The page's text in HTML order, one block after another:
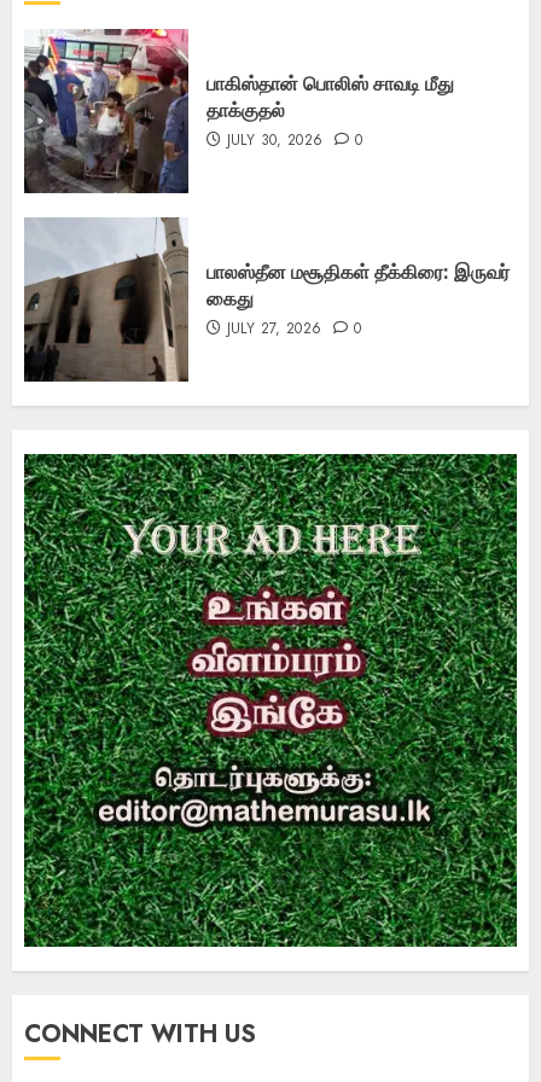
பாகிஸ்தான் பொலிஸ் சாவடி மீது
தாக்குதல்
JULY 30, 2026 0
பாலஸ்தீன மசூதிகள் தீக்கிரை: இருவர்
கைது
JULY 27, 2026 0
CONNECT WITH US